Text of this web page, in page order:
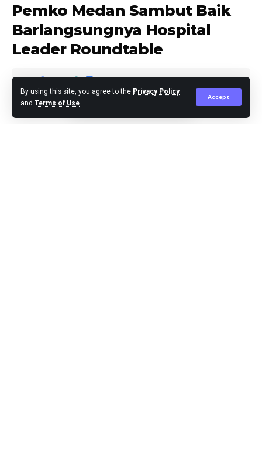
By using this site, you agree to the Privacy Policy
and Terms of Use.
Accept
Pemko Medan Sambut Baik
Barlangsungnya Hospital
Leader Roundtable
Editor Published February 4, 2025